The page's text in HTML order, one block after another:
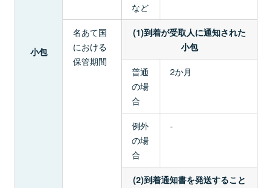
小包
など
名あて国
における
保管期間
(1)到着が受取人に通知された
小包
普通
の場
合
2か月
例外
の場
合
-
(2)到着通知書を発送すること